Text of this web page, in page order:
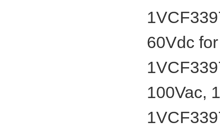
60Vdc
100Vac,